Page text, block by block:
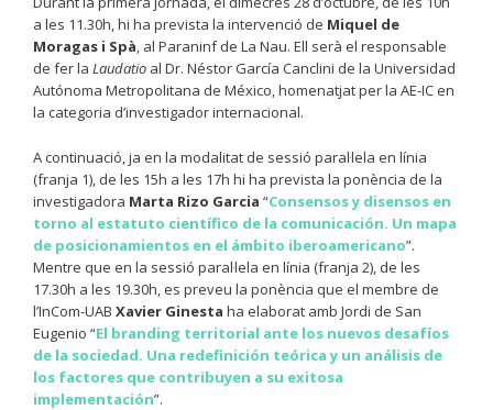
a les 11.30h, hi ha prevista la intervenció de Miquel de
Moragas i Spà, al Paraninf de La Nau. Ell serà el responsable
de fer la Laudatio al Dr. Néstor García Canclini de la Universidad
Autónoma Metropolitana de México, homenatjat per la AE-IC en
la categoria d’investigador internacional.
A continuació, ja en la modalitat de sessió paral·lela en línia
(franja 1), de les 15h a les 17h hi ha prevista la ponència de la
investigadora Marta Rizo Garcia “Consensos y disensos en
torno al estatuto científico de la comunicación. Un mapa
de posicionamientos en el ámbito iberoamericano”.
Mentre que en la sessió paral·lela en línia (franja 2), de les
17.30h a les 19.30h, es preveu la ponència que el membre de
l’InCom-UAB Xavier Ginesta ha elaborat amb Jordi de San
Eugenio “El branding territorial ante los nuevos desafíos
de la sociedad. Una redefinición teórica y un análisis de
los factores que contribuyen a su exitosa
implementación”.